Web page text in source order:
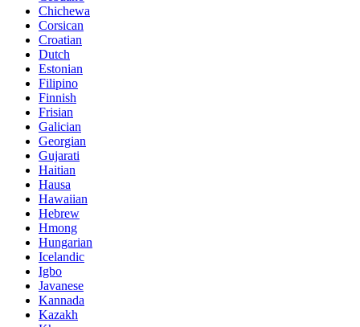
Chichewa
Corsican
Croatian
Dutch
Estonian
Filipino
Finnish
Frisian
Galician
Georgian
Gujarati
Haitian
Hausa
Hawaiian
Hebrew
Hmong
Hungarian
Icelandic
Igbo
Javanese
Kannada
Kazakh